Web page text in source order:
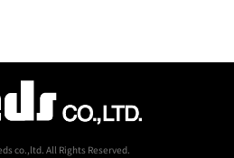
co.,ltd. All Rights Reserved.